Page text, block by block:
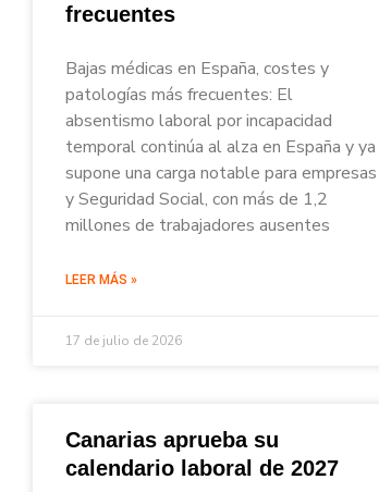
frecuentes
Bajas médicas en España, costes y
patologías más frecuentes: El
absentismo laboral por incapacidad
temporal continúa al alza en España y ya
supone una carga notable para empresas
y Seguridad Social, con más de 1,2
millones de trabajadores ausentes
LEER MÁS »
17 de julio de 2026
Canarias aprueba su
calendario laboral de 2027